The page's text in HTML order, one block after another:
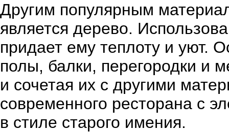
Другим популярным
является дерево.
придает ему теплоту и уют.
полы, балки, перегородки и
и сочетая их с другими
современного ресторана с
в стиле старого имения.